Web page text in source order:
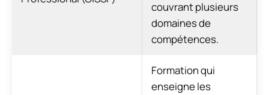
couvrant plusieurs
domaines de
compétences.
Formation qui
enseigne les